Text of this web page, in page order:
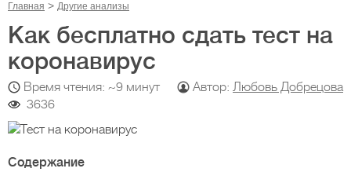
Главная Другие анализы
Как бесплатно сдать тест на
коронавирус
Время чтения: ~9 минут Автор: Любовь Добрецова
3636
Содержание